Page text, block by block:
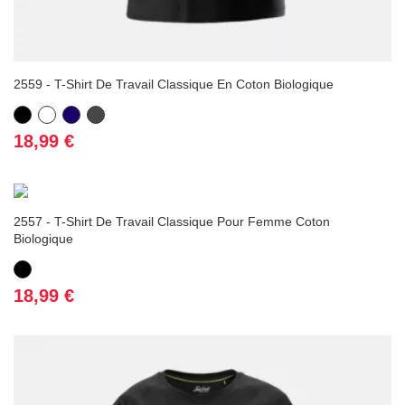
2559 - T-Shirt De Travail Classique En Coton Biologique
Noir BlancBleu
marine
Gris
Prix
18,99 €
2557 - T-Shirt De Travail Classique Pour Femme Coton
Biologique
Noir
Prix
18,99 €